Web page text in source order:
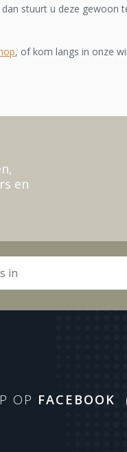
stuurt u deze gewoon
, of kom langs in onze
en
OP FACEBOOK